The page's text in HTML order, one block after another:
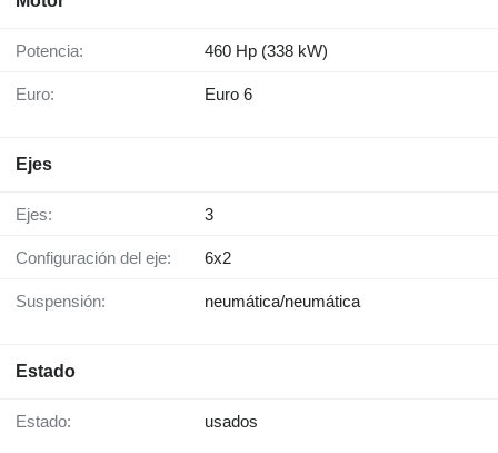
Potencia: 460 Hp (338 kW)
Euro: Euro 6
Ejes
Ejes: 3
Configuración del eje: 6x2
Suspensión: neumática/neumática
Estado
Estado: usados